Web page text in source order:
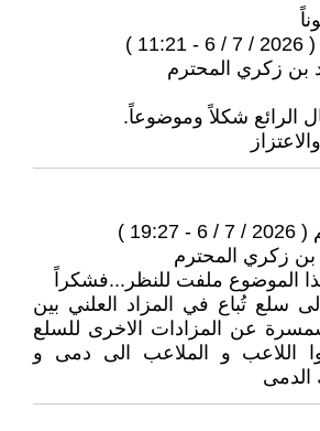
)
بن زكري المحترم
الرائع شكلاً وموضوعاً.
)
بن زكري المحترم
الموضوع ملفت للنظر...فشكراً
سلع تُباع في المزاد العلني بين
عن المزادات الاخرى للسلع
اللاعب و الملاعب الى دمى و
الدمى